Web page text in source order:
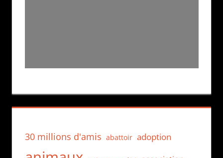
30 millions d'amis abattoir adoption